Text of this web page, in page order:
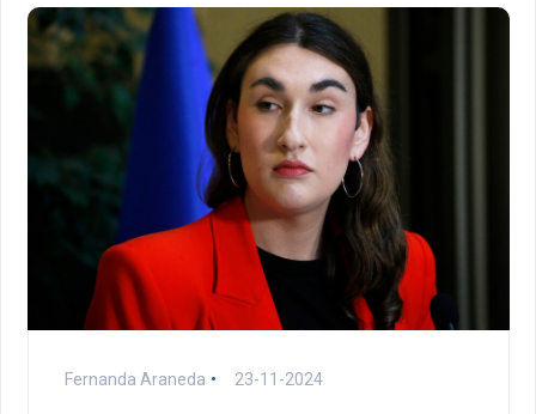
Fernanda Araneda 23-11-2024